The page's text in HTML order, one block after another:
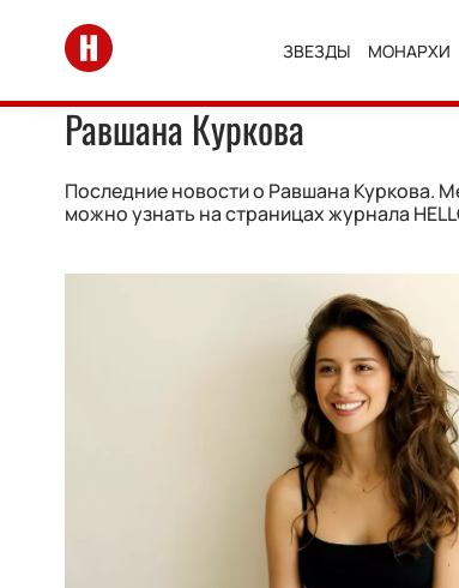
Перейти на главную
ЗВЕЗДЫ МОНАРХИ
Равшана Куркова
Последние новости о Равшана Куркова.
можно узнать на страницах журнала